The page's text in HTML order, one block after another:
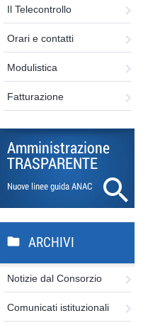
Il Telecontrollo
Orari e contatti
Modulistica
Fatturazione
ARCHIVI
Notizie dal Consorzio
Comunicati istituzionali